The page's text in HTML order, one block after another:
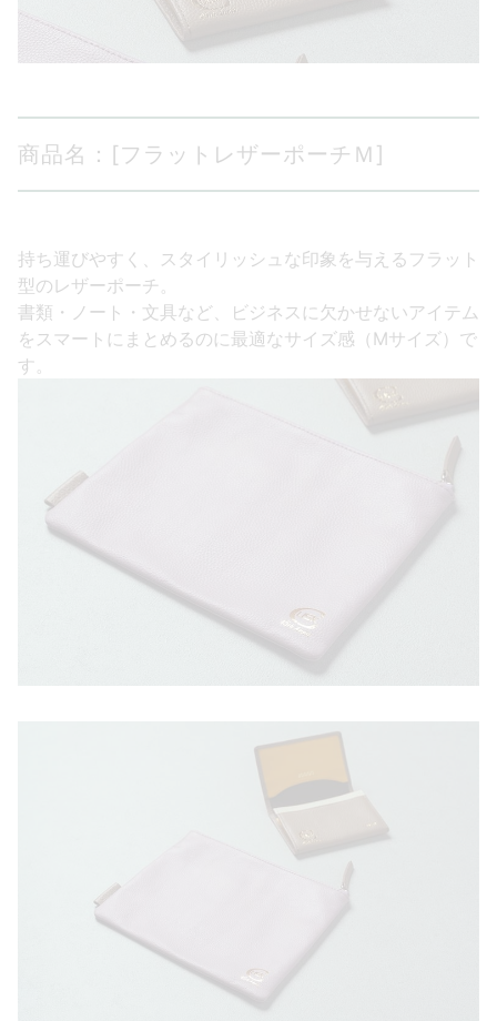
商品名：[フラットレザーポーチＭ]
持ち運びやすく、スタイリッシュな印象を与えるフラット
型のレザーポーチ。
書類・ノート・文具など、ビジネスに欠かせないアイテム
をスマートにまとめるのに最適なサイズ感（Mサイズ）で
す。